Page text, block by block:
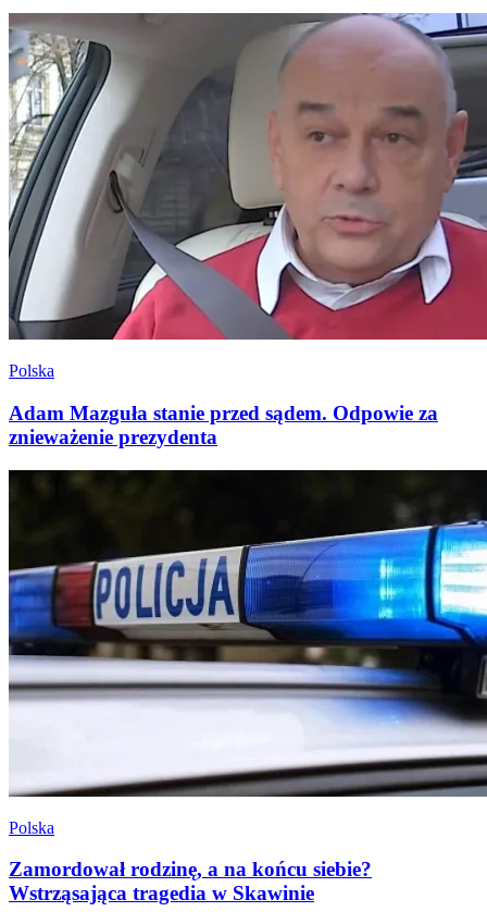
Polska
Adam Mazguła stanie przed sądem. Odpowie za
znieważenie prezydenta
Polska
Zamordował rodzinę, a na końcu siebie?
Wstrząsająca tragedia w Skawinie